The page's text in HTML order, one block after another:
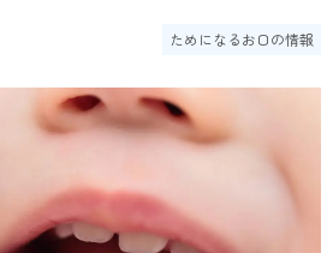
ためになるお口の情報